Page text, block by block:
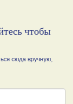
чтобы
сюда вручную,